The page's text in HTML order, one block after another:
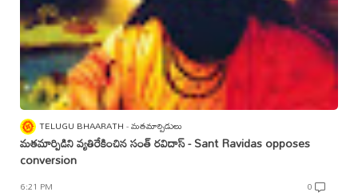
TELUGU BHAARATH మతమార్పిడులు
మతమార్పిడిని వ్యతిరేకించిన సంత్‌ రవిదాస్‌ - Sant Ravidas opposes
conversion
6:21 PM 0